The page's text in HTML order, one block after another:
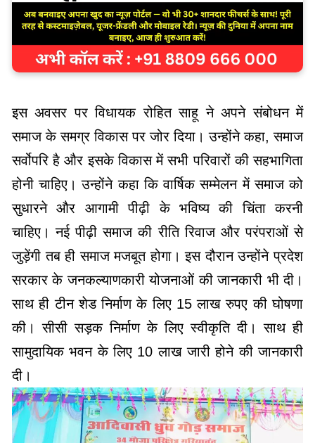
इस अवसर पर विधायक रोहित साहू ने अपने संबोधन में
समाज के समग्र विकास पर जोर दिया। उन्होंने कहा, समाज
सर्वोपरि है और इसके विकास में सभी परिवारों की सहभागिता
होनी चाहिए। उन्होंने कहा कि वार्षिक सम्मेलन में समाज को
सुधारने और आगामी पीढ़ी के भविष्य की चिंता करनी
चाहिए। नई पीढ़ी समाज की रीति रिवाज और परंपराओं से
जुड़ेंगी तब ही समाज मजबूत होगा। इस दौरान उन्होंने प्रदेश
सरकार के जनकल्याणकारी योजनाओं की जानकारी भी दी।
साथ ही टीन शेड निर्माण के लिए 15 लाख रुपए की घोषणा
की। सीसी सड़क निर्माण के लिए स्वीकृति दी। साथ ही
सामुदायिक भवन के लिए 10 लाख जारी होने की जानकारी
दी।